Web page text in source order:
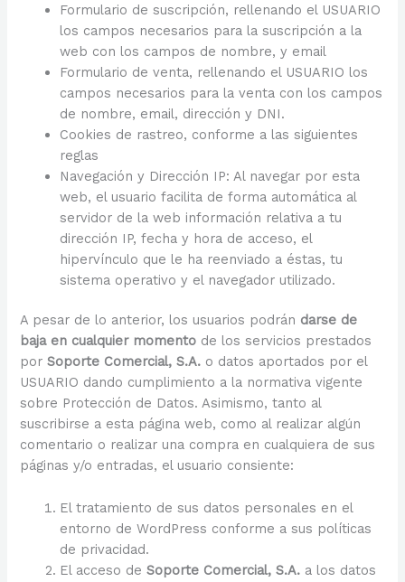
Formulario de suscripción, rellenando el USUARIO
los campos necesarios para la suscripción a la
web con los campos de nombre, y email
Formulario de venta, rellenando el USUARIO los
campos necesarios para la venta con los campos
de nombre, email, dirección y DNI.
Cookies de rastreo, conforme a las siguientes
reglas
Navegación y Dirección IP: Al navegar por esta
web, el usuario facilita de forma automática al
servidor de la web información relativa a tu
dirección IP, fecha y hora de acceso, el
hipervínculo que le ha reenviado a éstas, tu
sistema operativo y el navegador utilizado.
A pesar de lo anterior, los usuarios podrán darse de
baja en cualquier momento de los servicios prestados
porSoporte Comercial, S.A. o datos aportados por el
USUARIO dando cumplimiento a la normativa vigente
sobre Protección de Datos. Asimismo, tanto al
suscribirse a esta página web, como al realizar algún
comentario o realizar una compra en cualquiera de sus
páginas y/o entradas, el usuario consiente:
El tratamiento de sus datos personales en el
entorno de WordPress conforme a sus políticas
de privacidad.
El acceso deSoporte Comercial, S.A. a los datos